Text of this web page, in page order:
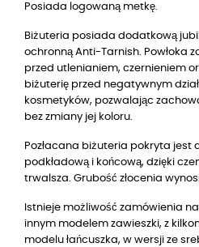
Posiada logowaną metkę.
Biżuteria posiada dodatkową
ochronną Anti-Tarnish. Powłoka
przed utlenianiem, czernieniem
biżuterię przed negatywnym
kosmetyków, pozwalając
bez zmiany jej koloru.
Pozłacana biżuteria pokryta jest
podkładową i końcową, dzięki
trwalsza. Grubość złocenia
Istnieje możliwość zamówienia
innym modelem zawieszki, z
modelu łańcuszka, w wersji ze